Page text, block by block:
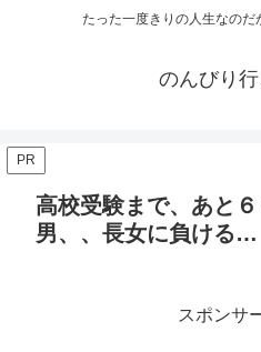
たった一度きりの人生なのだ
のんびり行
PR
高校受験まで、あと
男、、長女に負ける…
スポンサ